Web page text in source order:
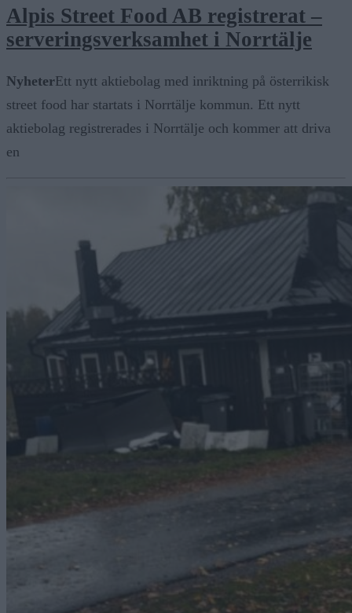
Alpis Street Food AB registrerat –
serveringsverksamhet i Norrtälje
NyheterEtt nytt aktiebolag med inriktning på österrikisk
street food har startats i Norrtälje kommun. Ett nytt
aktiebolag registrerades i Norrtälje och kommer att driva
en